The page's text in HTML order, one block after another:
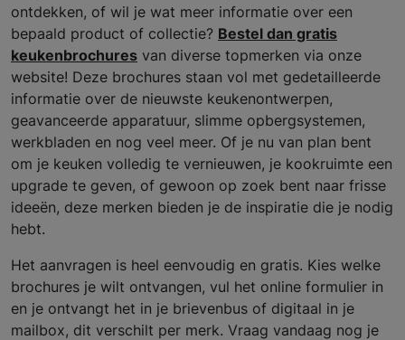
ontdekken, of wil je wat meer informatie over een
bepaald product of collectie? Bestel dan gratis
keukenbrochures van diverse topmerken via onze
website! Deze brochures staan vol met gedetailleerde
informatie over de nieuwste keukenontwerpen,
geavanceerde apparatuur, slimme opbergsystemen,
werkbladen en nog veel meer. Of je nu van plan bent
om je keuken volledig te vernieuwen, je kookruimte een
upgrade te geven, of gewoon op zoek bent naar frisse
ideeën, deze merken bieden je de inspiratie die je nodig
hebt.
Het aanvragen is heel eenvoudig en gratis. Kies welke
brochures je wilt ontvangen, vul het online formulier in
en je ontvangt het in je brievenbus of digitaal in je
mailbox, dit verschilt per merk. Vraag vandaag nog je